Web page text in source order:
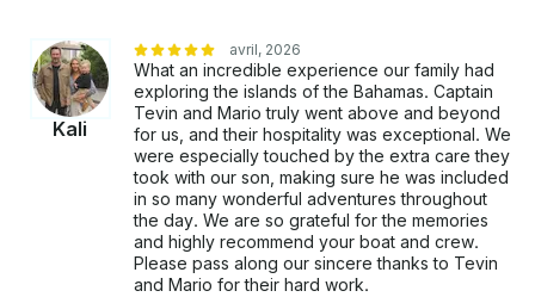
Kali
avril, 2026
What an incredible experience our family had
exploring the islands of the Bahamas. Captain
Tevin and Mario truly went above and beyond
for us, and their hospitality was exceptional. We
were especially touched by the extra care they
took with our son, making sure he was included
in so many wonderful adventures throughout
the day. We are so grateful for the memories
and highly recommend your boat and crew.
Please pass along our sincere thanks to Tevin
and Mario for their hard work.